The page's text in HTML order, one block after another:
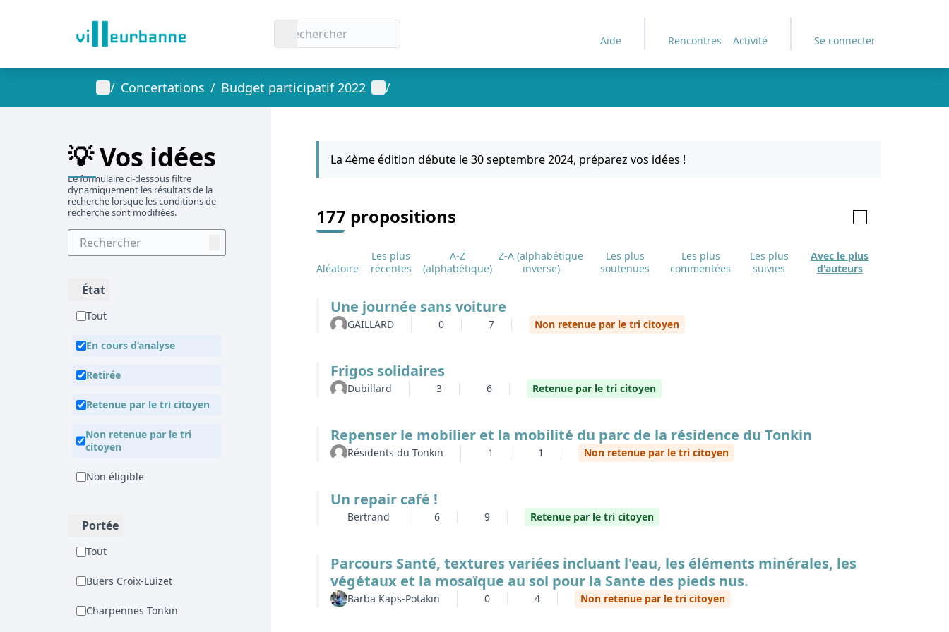
Aide Rencontres Activité Se connecter
AccueilMenu principal
/ Concertations / Budget participatif 2022 Menu utilisateur
/
💡 Vos idées
Le formulaire ci-dessous filtre
dynamiquement les résultats de la
recherche lorsque les conditions de
recherche sont modifiées.
État
Tout
En cours d’analyse
Retirée
Retenue par le tri citoyen
Non retenue par le tri
citoyen
Non éligible
Portée
Tout
Buers Croix-Luizet
Charpennes Tonkin
La 4ème édition débute le 30 septembre 2024, préparez vos idées !
177 propositions
Aléatoire
Les plus
récentes
A-Z
(alphabétique)
Z-A (alphabétique
inverse)
Les plus
soutenues
Les plus
commentées
Les plus
suivies
Avec le plus
d'auteurs
Une journée sans voiture
GAILLARD Non retenue par le tri citoyen
Frigos solidaires
Dubillard Retenue par le tri citoyen
Repenser le mobilier et la mobilité du parc de la résidence du Tonkin
Résidents du Tonkin Non retenue par le tri citoyen
Un repair café !
Bertrand Retenue par le tri citoyen
Parcours Santé, textures variées incluant l'eau, les éléments minérales, les
végétaux et la mosaïque au sol pour la Sante des pieds nus.
Barba Kaps-Potakin Non retenue par le tri citoyen